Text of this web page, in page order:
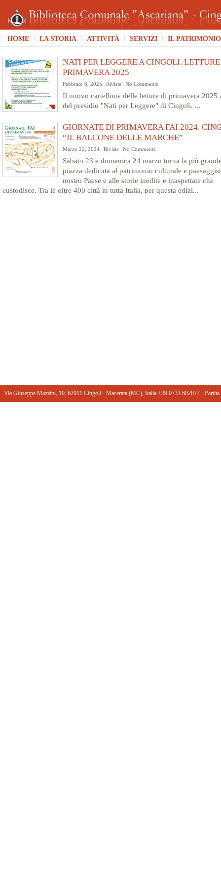
HOME LA STORIA ATTIVITÀ SERVIZI IL PATRIMONIO
NATI PER LEGGERE A CINGOLI.
PRIMAVERA 2025
Febbraio 6, 2025 Riviste No Comments
Il nuovo cartellone delle letture di primavera 2025
del presidio "Nati per Leggere" di Cingoli. ...
GIORNATE DI PRIMAVERA FAI 2024.
“IL BALCONE DELLE MARCHE”
Marzo 22, 2024 Riviste No Comments
Sabato 23 e domenica 24 marzo torna la più
piazza dedicata al patrimonio culturale e
nostro Paese e alle storie inedite e inaspettate che
custodisce. Tra le oltre 400 città in tutta Italia, per questa edizi...
Via Giuseppe Mazzini, 10, 62011 Cingoli - Macerata (MC), Italia +39 0733 602877 ‎-